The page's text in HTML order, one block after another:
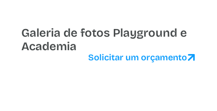
Galeria de fotos Playground e
Academia
Solicitar um orçamento